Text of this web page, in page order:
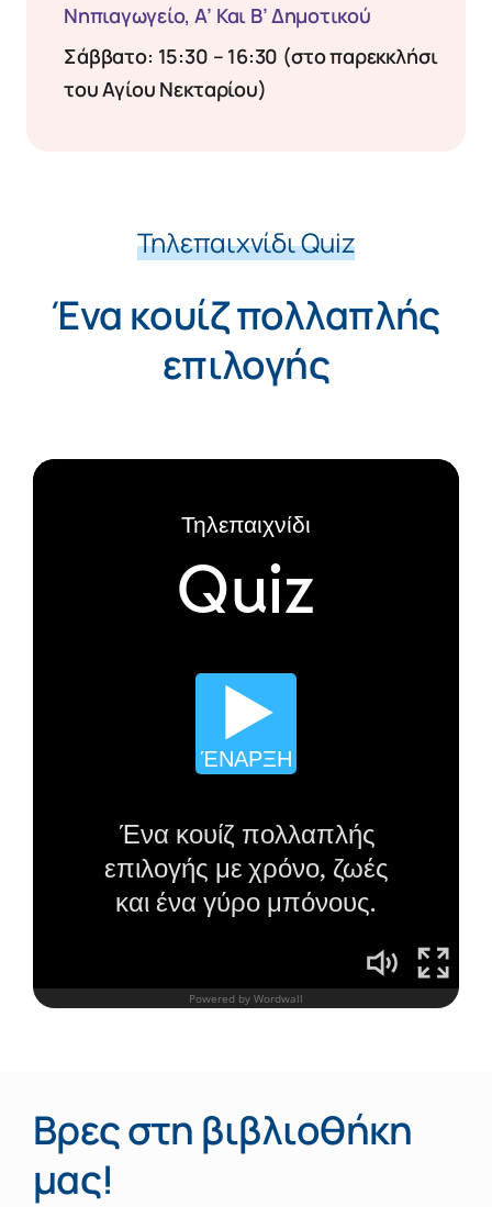
Νηπιαγωγείο, Α’ Και Β’ Δημοτικού
Σάββατο: 15:30 – 16:30 (στο παρεκκλήσι
του Αγίου Νεκταρίου)
Τηλεπαιχνίδι Quiz
Ένα κουίζ πολλαπλής
επιλογής
Βρες στη βιβλιοθήκη
μας!